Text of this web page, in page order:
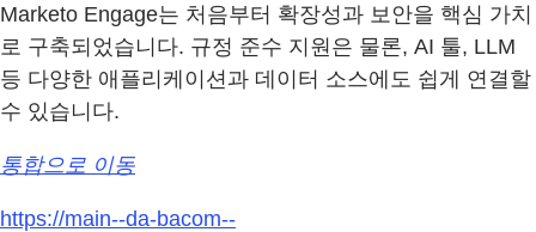
Marketo Engage는 처음부터 확장성과 보안을 핵심 가치
로 구축되었습니다. 규정 준수 지원은 물론, AI 툴, LLM
등 다양한 애플리케이션과 데이터 소스에도 쉽게 연결할
수 있습니다.
통합으로 이동
https://main--da-bacom--